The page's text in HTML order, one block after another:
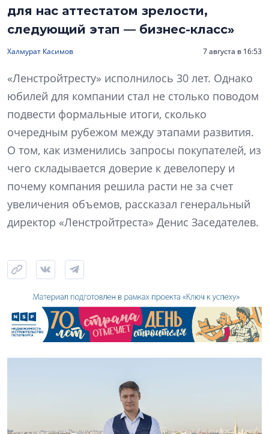
для нас аттестатом зрелости,
следующий этап — бизнес-класс»
Халмурат Касимов 7 августа в 16:53
«Ленстройтресту» исполнилось 30 лет. Однако
юбилей для компании стал не столько поводом
подвести формальные итоги, сколько
очередным рубежом между этапами развития.
О том, как изменились запросы покупателей, из
чего складывается доверие к девелоперу и
почему компания решила расти не за счет
увеличения объемов, рассказал генеральный
директор «Ленстройтреста» Денис Заседателев.